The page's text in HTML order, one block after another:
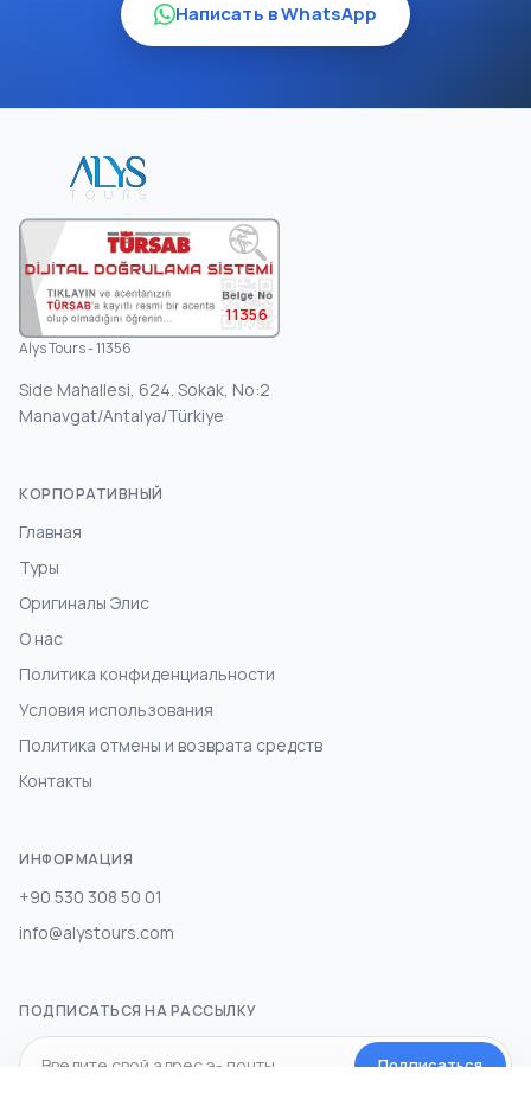
Написать в WhatsApp
11356
Alys Tours - 11356
Side Mahallesi, 624. Sokak, No:2
Manavgat/Antalya/Türkiye
КОРПОРАТИВНЫЙ
Главная
Туры
Оригиналы Элис
О нас
Политика конфиденциальности
Условия использования
Политика отмены и возврата средств
Контакты
ИНФОРМАЦИЯ
+90 530 308 50 01
info@alystours.com
ПОДПИСАТЬСЯ НА РАССЫЛКУ
Подписаться